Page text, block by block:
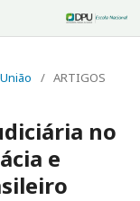
/ ARTIGOS
no
e